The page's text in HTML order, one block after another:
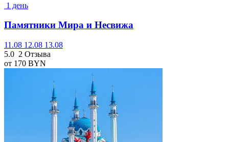
1 день
Памятники Мира и Несвижа
11.08 12.08 13.08
5.0 2 Отзыва
от 170 BYN